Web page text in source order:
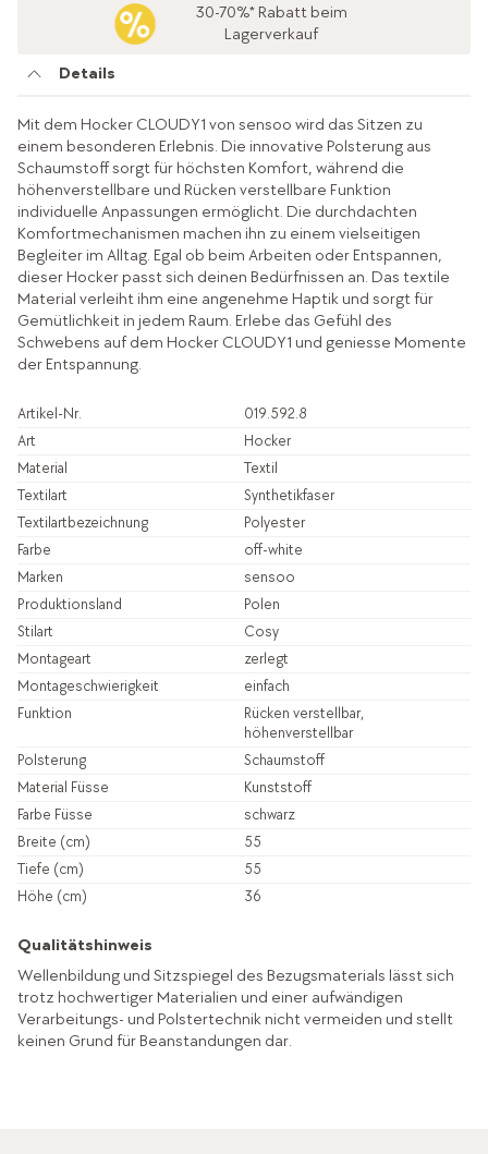
30-70%* Rabatt beim
Lagerverkauf
Details
Mit dem Hocker CLOUDY1 von sensoo wird das Sitzen zu
einem besonderen Erlebnis. Die innovative Polsterung aus
Schaumstoff sorgt für höchsten Komfort, während die
höhenverstellbare und Rücken verstellbare Funktion
individuelle Anpassungen ermöglicht. Die durchdachten
Komfortmechanismen machen ihn zu einem vielseitigen
Begleiter im Alltag. Egal ob beim Arbeiten oder Entspannen,
dieser Hocker passt sich deinen Bedürfnissen an. Das textile
Material verleiht ihm eine angenehme Haptik und sorgt für
Gemütlichkeit in jedem Raum. Erlebe das Gefühl des
Schwebens auf dem Hocker CLOUDY1 und geniesse Momente
der Entspannung.
Artikel-Nr.
019.592.8
Art
Hocker
Material
Textil
Textilart
Synthetikfaser
Textilartbezeichnung
Polyester
Farbe
off-white
Marken
sensoo
Produktionsland
Polen
Stilart
Cosy
Montageart
zerlegt
Montageschwierigkeit
einfach
Funktion
Rücken verstellbar,
höhenverstellbar
Polsterung
Schaumstoff
Material Füsse
Kunststoff
Farbe Füsse
schwarz
Breite (cm)
55
Tiefe (cm)
55
Höhe (cm)
36
Qualitätshinweis
Wellenbildung und Sitzspiegel des Bezugsmaterials lässt sich
trotz hochwertiger Materialien und einer aufwändigen
Verarbeitungs- und Polstertechnik nicht vermeiden und stellt
keinen Grund für Beanstandungen dar.